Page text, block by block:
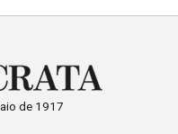
de 1917